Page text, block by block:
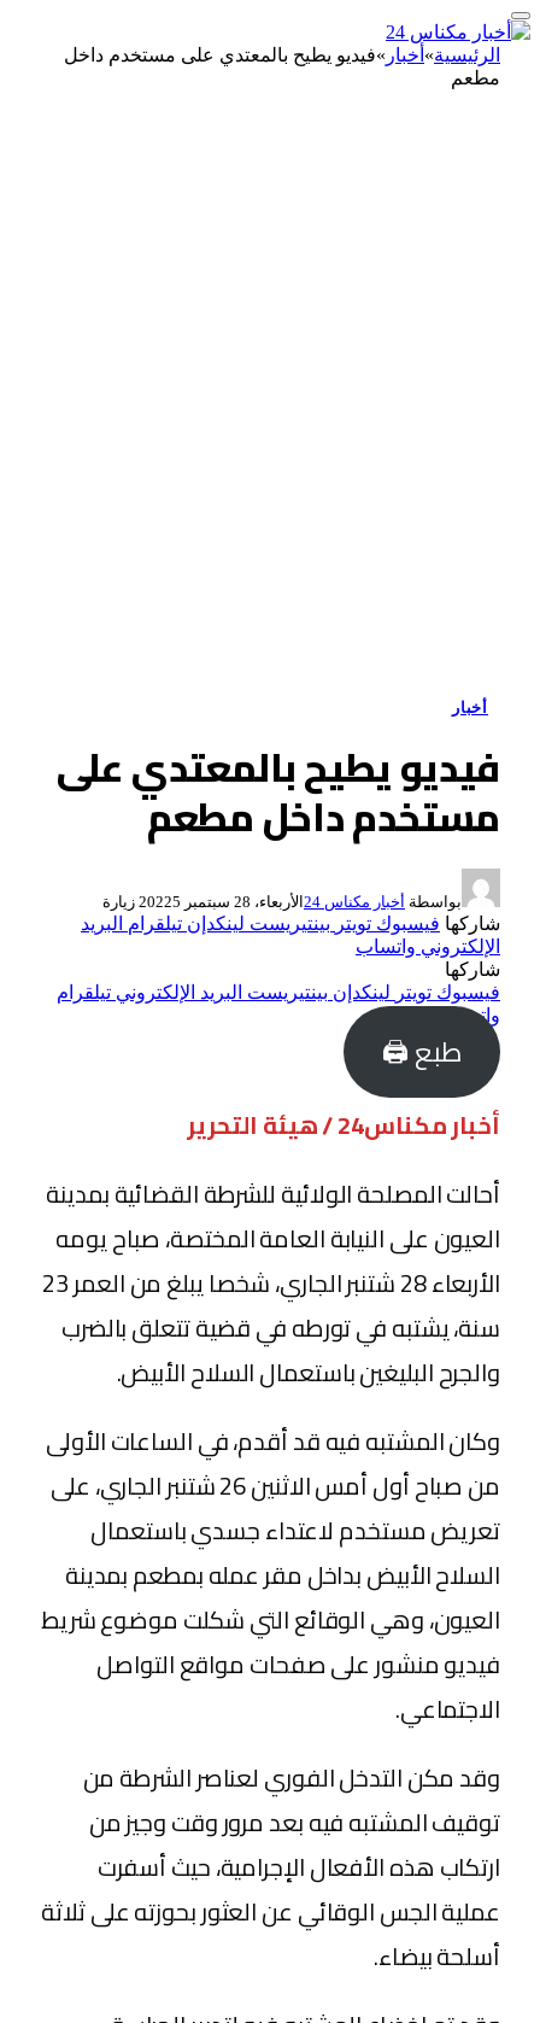
الرئيسية» أخبار »فيديو يطيح بالمعتدي على مستخدم داخل
مطعم
أخبار
فيديو يطيح بالمعتدي على
مستخدم داخل مطعم
بواسطة أخبار مكناس 24 الأربعاء، 28 سبتمبر 2022 5 زيارة
شاركها فيسبوك تويتر بينتيريست لينكدإن تيلقرام البريد
الإلكتروني واتساب
شاركها
فيسبوك تويتر لينكدإن بينتيريست البريد الإلكتروني تيلقرام
واتساب
طبع 🖨
أخبار مكناس24 / هيئة التحرير
أحالت المصلحة الولائية للشرطة القضائية بمدينة
العيون على النيابة العامة المختصة، صباح يومه
الأربعاء 28 شتنبر الجاري، شخصا يبلغ من العمر 23
سنة، يشتبه في تورطه في قضية تتعلق بالضرب
والجرح البليغين باستعمال السلاح الأبيض.
وكان المشتبه فيه قد أقدم، في الساعات الأولى
من صباح أول أمس الاثنين 26 شتنبر الجاري، على
تعريض مستخدم لاعتداء جسدي باستعمال
السلاح الأبيض بداخل مقر عمله بمطعم بمدينة
العيون، وهي الوقائع التي شكلت موضوع شريط
فيديو منشور على صفحات مواقع التواصل
الاجتماعي.
وقد مكن التدخل الفوري لعناصر الشرطة من
توقيف المشتبه فيه بعد مرور وقت وجيز من
ارتكاب هذه الأفعال الإجرامية، حيث أسفرت
عملية الجس الوقائي عن العثور بحوزته على ثلاثة
أسلحة بيضاء.